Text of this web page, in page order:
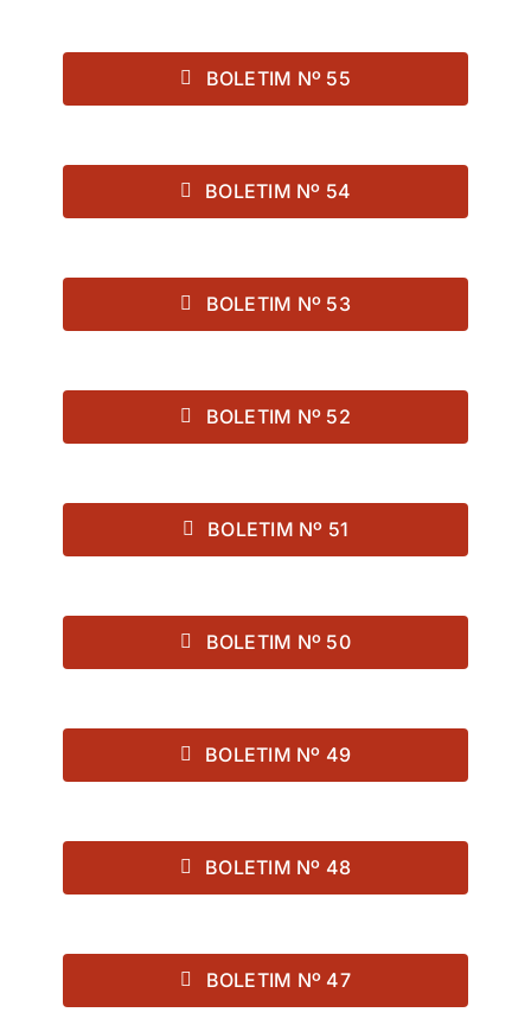
BOLETIM Nº 55
BOLETIM Nº 54
BOLETIM Nº 53
BOLETIM Nº 52
BOLETIM Nº 51
BOLETIM Nº 50
BOLETIM Nº 49
BOLETIM Nº 48
BOLETIM Nº 47